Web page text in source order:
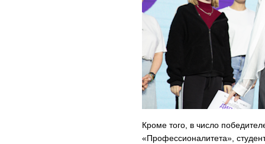
Кроме того, в число
«Профессионалитета»,